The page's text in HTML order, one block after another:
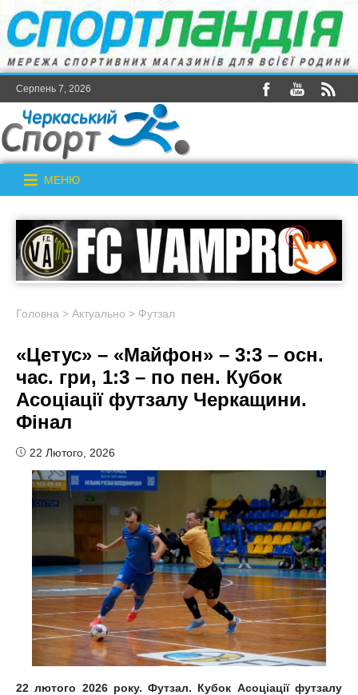
Серпень 7, 2026
МЕНЮ
Головна > Актуально > Футзал
«Цетус» – «Майфон» – 3:3 – осн.
час. гри, 1:3 – по пен. Кубок
Асоціації футзалу Черкащини.
Фінал
22 Лютого, 2026
22 лютого 2026 року. Футзал. Кубок Асоціації футзалу